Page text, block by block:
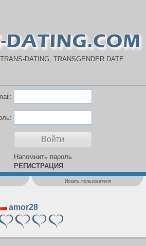
DATING, TRANSGENDER DATE
Напомнить пароль
РЕГИСТРАЦИЯ
Искать пользователя
amor28